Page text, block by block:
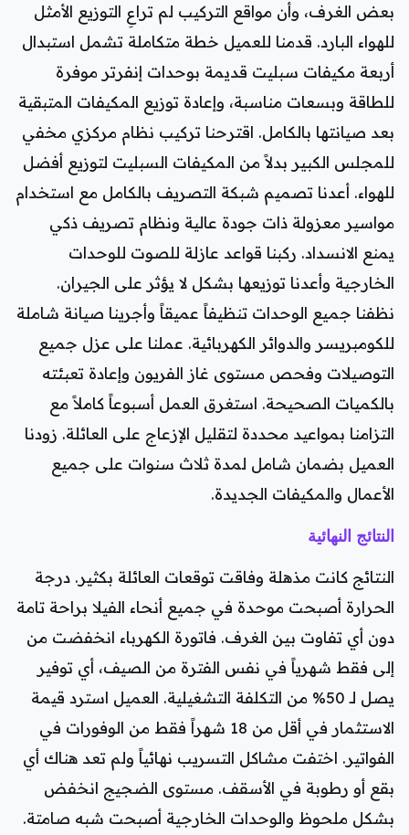
بعض الغرف، وأن مواقع التركيب لم تراعِ التوزيع الأمثل
للهواء البارد. قدمنا للعميل خطة متكاملة تشمل استبدال
أربعة مكيفات سبليت قديمة بوحدات إنفرتر موفرة
للطاقة وبسعات مناسبة، وإعادة توزيع المكيفات المتبقية
بعد صيانتها بالكامل. اقترحنا تركيب نظام مركزي مخفي
للمجلس الكبير بدلاً من المكيفات السبليت لتوزيع أفضل
للهواء. أعدنا تصميم شبكة التصريف بالكامل مع استخدام
مواسير معزولة ذات جودة عالية ونظام تصريف ذكي
يمنع الانسداد. ركبنا قواعد عازلة للصوت للوحدات
الخارجية وأعدنا توزيعها بشكل لا يؤثر على الجيران.
نظفنا جميع الوحدات تنظيفاً عميقاً وأجرينا صيانة شاملة
للكومبريسر والدوائر الكهربائية. عملنا على عزل جميع
التوصيلات وفحص مستوى غاز الفريون وإعادة تعبئته
بالكميات الصحيحة. استغرق العمل أسبوعاً كاملاً مع
التزامنا بمواعيد محددة لتقليل الإزعاج على العائلة. زودنا
العميل بضمان شامل لمدة ثلاث سنوات على جميع
الأعمال والمكيفات الجديدة.
النتائج النهائية
النتائج كانت مذهلة وفاقت توقعات العائلة بكثير. درجة
الحرارة أصبحت موحدة في جميع أنحاء الفيلا براحة تامة
دون أي تفاوت بين الغرف. فاتورة الكهرباء انخفضت من
إلى فقط شهرياً في نفس الفترة من الصيف، أي توفير
يصل لـ 50% من التكلفة التشغيلية. العميل استرد قيمة
الاستثمار في أقل من 18 شهراً فقط من الوفورات في
الفواتير. اختفت مشاكل التسريب نهائياً ولم تعد هناك أي
بقع أو رطوبة في الأسقف. مستوى الضجيج انخفض
بشكل ملحوظ والوحدات الخارجية أصبحت شبه صامتة.